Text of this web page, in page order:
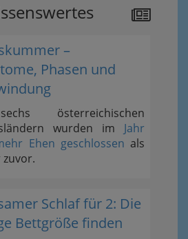
–
Phasen und
österreichischen
wurden im Jahr
Ehen geschlossen als
zuvor.
Schlaf für 2: Die
Bettgröße finden